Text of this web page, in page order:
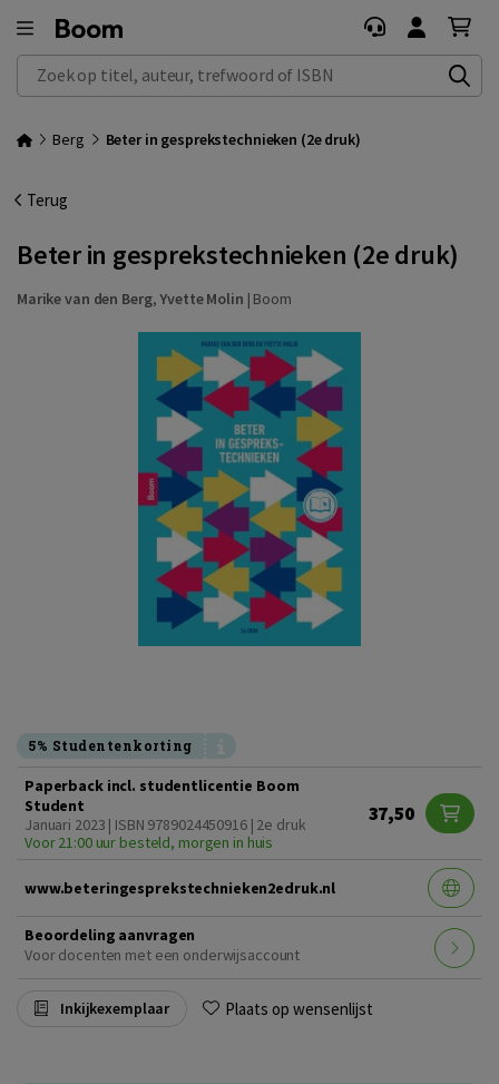
Zoek op titel, auteur, trefwoord of ISBN
Berg Beter in gesprekstechnieken (2e druk)
Terug
Beter in gesprekstechnieken (2e druk)
Marike van den Berg,Yvette Molin | Boom
5% Studentenkorting
Paperback incl. studentlicentie Boom
Student
Januari 2023 | ISBN 9789024450916 | 2e druk
Voor 21:00 uur besteld, morgen in huis
37,50
www.beteringesprekstechnieken2edruk.nl
Beoordeling aanvragen
Voor docenten met een onderwijsaccount
Inkijkexemplaar Plaats op wensenlijst